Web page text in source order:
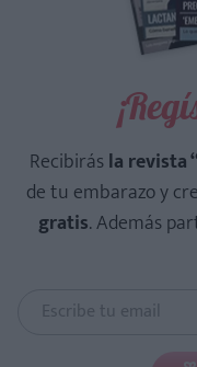
Recibirásla revista
de tu embarazo y
gratis. Además